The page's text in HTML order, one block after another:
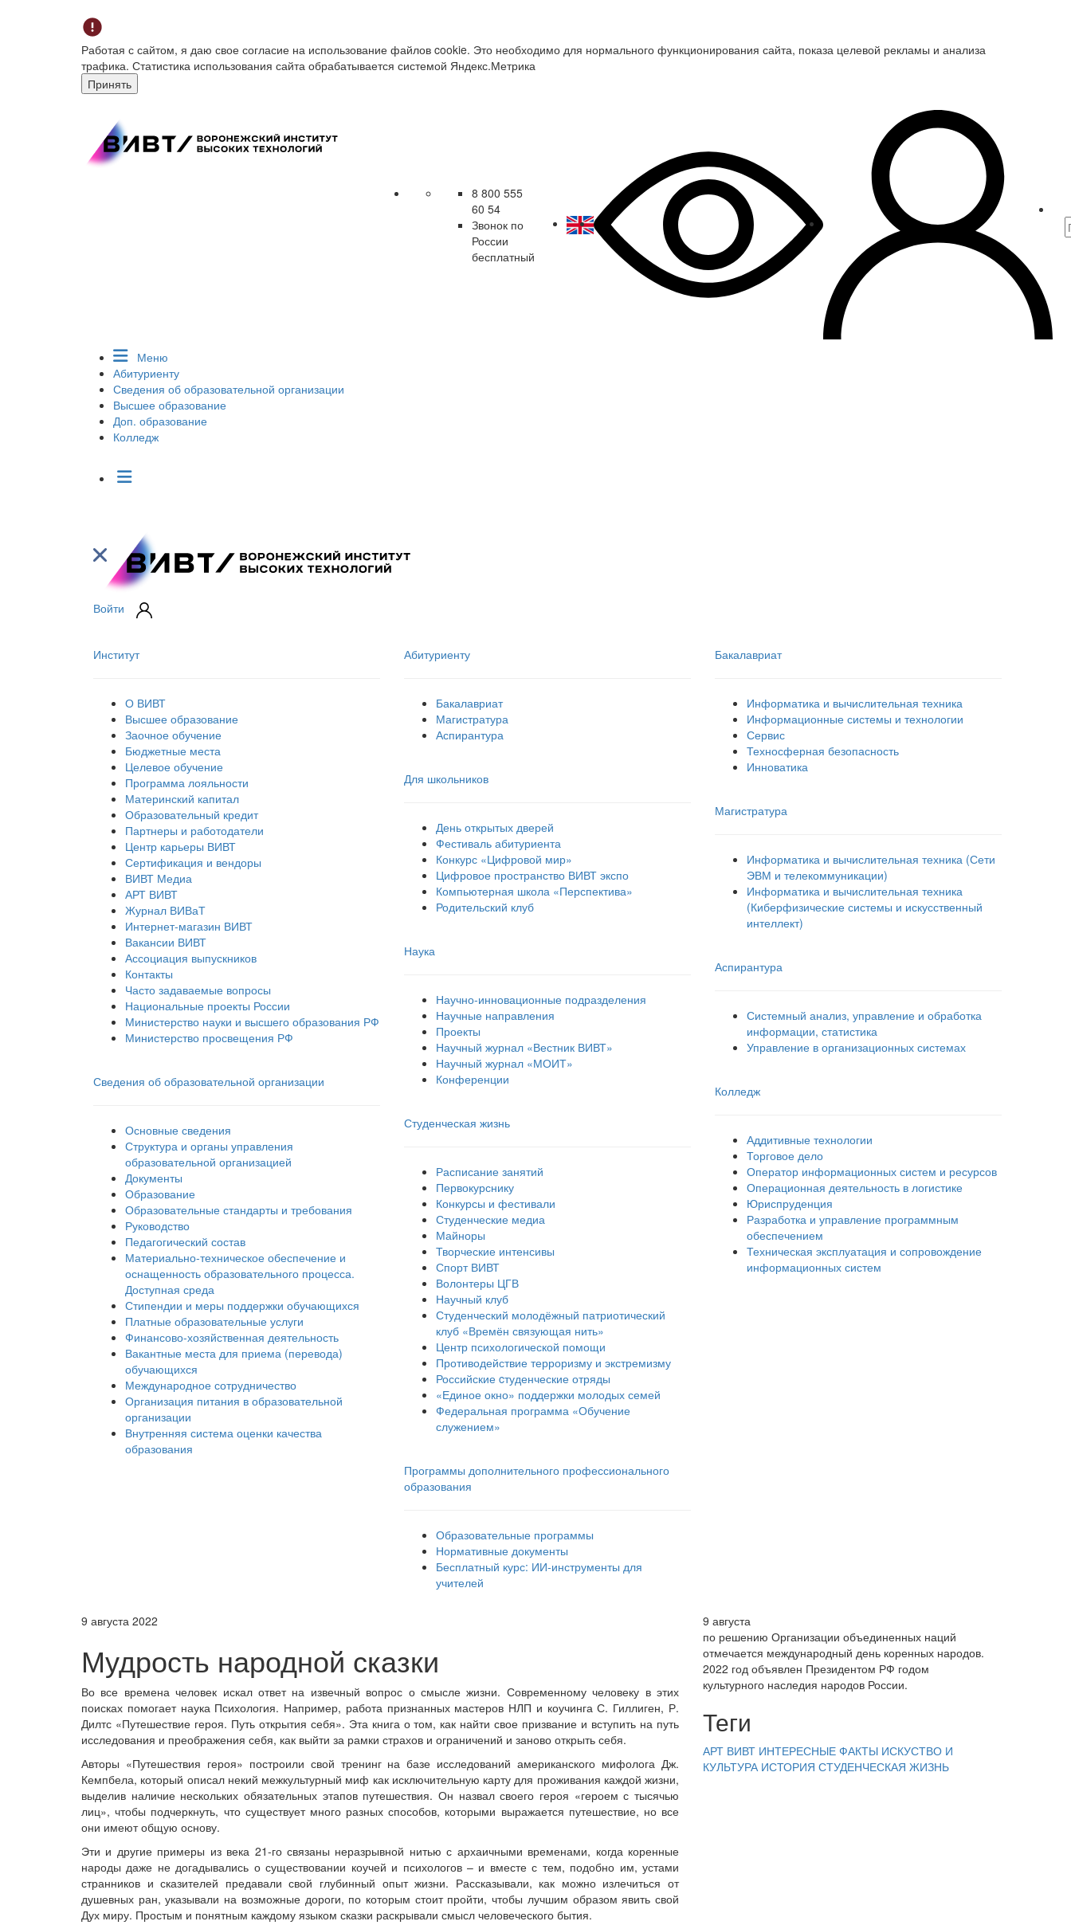
Работая с сайтом, я даю свое согласие на использование файлов cookie. Это необходимо для нормального функционирования сайта, показа целевой рекламы и анализа
трафика. Статистика использования сайта обрабатывается системой Яндекс.Метрика
Принять
8 800 555
60 54
Звонок по
России
бесплатный
Меню
Абитуриенту
Сведения об образовательной организации
Высшее образование
Доп. образование
Колледж
Войти
Институт
О ВИВТ
Высшее образование
Заочное обучение
Бюджетные места
Целевое обучение
Программа лояльности
Материнский капитал
Образовательный кредит
Партнеры и работодатели
Центр карьеры ВИВТ
Сертификация и вендоры
ВИВТ Медиа
АРТ ВИВТ
Журнал ВИВаТ
Интернет-магазин ВИВТ
Вакансии ВИВТ
Ассоциация выпускников
Контакты
Часто задаваемые вопросы
Национальные проекты России
Министерство науки и высшего образования РФ
Министерство просвещения РФ
Сведения об образовательной организации
Основные сведения
Структура и органы управления
образовательной организацией
Документы
Образование
Образовательные стандарты и требования
Руководство
Педагогический состав
Материально-техническое обеспечение и
оснащенность образовательного процесса.
Доступная среда
Стипендии и меры поддержки обучающихся
Платные образовательные услуги
Финансово-хозяйственная деятельность
Вакантные места для приема (перевода)
обучающихся
Международное сотрудничество
Организация питания в образовательной
организации
Внутренняя система оценки качества
образования
Абитуриенту
Бакалавриат
Магистратура
Аспирантура
Для школьников
День открытых дверей
Фестиваль абитуриента
Конкурс «Цифровой мир»
Цифровое пространство ВИВТ экспо
Компьютерная школа «Перспектива»
Родительский клуб
Наука
Научно-инновационные подразделения
Научные направления
Проекты
Научный журнал «Вестник ВИВТ»
Научный журнал «МОИТ»
Конференции
Студенческая жизнь
Расписание занятий
Первокурснику
Конкурсы и фестивали
Студенческие медиа
Майноры
Творческие интенсивы
Спорт ВИВТ
Волонтеры ЦГВ
Научный клуб
Студенческий молодёжный патриотический
клуб «Времён связующая нить»
Центр психологической помощи
Противодействие терроризму и экстремизму
Российские cтуденческие отряды
«Единое окно» поддержки молодых семей
Федеральная программа «Обучение
служением»
Программы дополнительного профессионального
образования
Образовательные программы
Нормативные документы
Бесплатный курс: ИИ‑инструменты для
учителей
Бакалавриат
Информатика и вычислительная техника
Информационные системы и технологии
Сервис
Техносферная безопасность
Инноватика
Магистратура
Информатика и вычислительная техника (Сети
ЭВМ и телекоммуникации)
Информатика и вычислительная техника
(Киберфизические системы и искусственный
интеллект)
Аспирантура
Системный анализ, управление и обработка
информации, статистика
Управление в организационных системах
Колледж
Аддитивные технологии
Торговое дело
Оператор информационных систем и ресурсов
Операционная деятельность в логистике
Юриспруденция
Разработка и управление программным
обеспечением
Техническая эксплуатация и сопровождение
информационных систем
9 августа 2022
Мудрость народной сказки
Во все времена человек искал ответ на извечный вопрос о смысле жизни. Современному человеку в этих
поисках помогает наука Психология. Например, работа признанных мастеров НЛП и коучинга С. Гиллиген, Р.
Дилтс «Путешествие героя. Путь открытия себя». Эта книга о том, как найти свое призвание и вступить на путь
исследования и преображения себя, как выйти за рамки страхов и ограничений и заново открыть себя.
Авторы «Путешествия героя» построили свой тренинг на базе исследований американского мифолога Дж.
Кемпбела, который описал некий межкультурный миф как исключительную карту для проживания каждой жизни,
выделив наличие нескольких обязательных этапов путешествия. Он назвал своего героя «героем с тысячью
лиц», чтобы подчеркнуть, что существует много разных способов, которыми выражается путешествие, но все
они имеют общую основу.
Эти и другие примеры из века 21-го связаны неразрывной нитью с архаичными временами, когда коренные
народы даже не догадывались о существовании коучей и психологов – и вместе с тем, подобно им, устами
странников и сказителей предавали свой глубинный опыт жизни. Рассказывали, как можно излечиться от
душевных ран, указывали на возможные дороги, по которым стоит пройти, чтобы лучшим образом явить свой
Дух миру. Простым и понятным каждому языком сказки раскрывали смысл человеческого бытия.
9 августа
по решению Организации объединенных наций
отмечается международный день коренных народов.
2022 год объявлен Президентом РФ годом
культурного наследия народов России.
Теги
АРТ ВИВТ ИНТЕРЕСНЫЕ ФАКТЫ ИСКУСТВО И
КУЛЬТУРА ИСТОРИЯ СТУДЕНЧЕСКАЯ ЖИЗНЬ